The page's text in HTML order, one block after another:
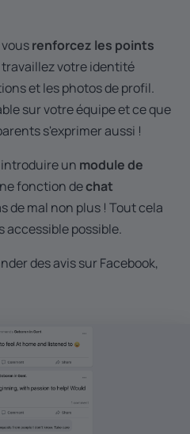
renforcez les points
travaillez votre identité
et les photos de profil.
sur votre équipe et ce que
s'exprimer aussi !
un module de
fonction dechat
de mal non plus ! Tout cela
accessible possible.
des avis sur Facebook,